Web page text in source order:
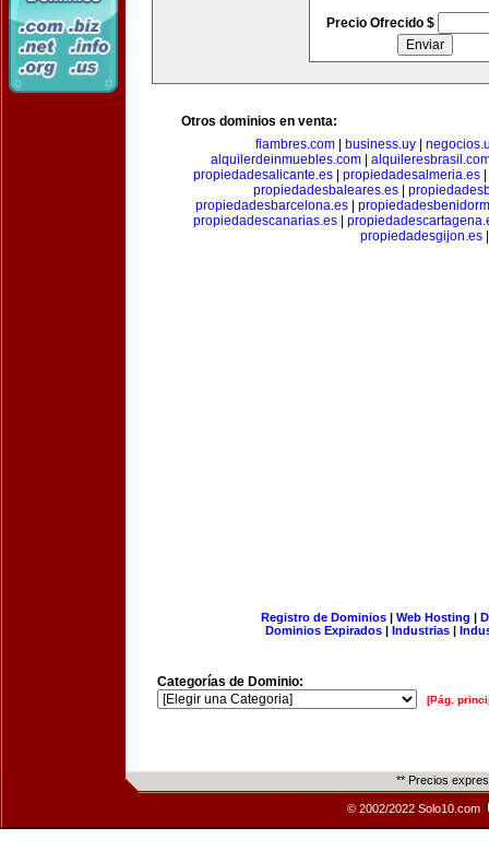
Precio Ofrecido $
Otros dominios en venta:
fiambres.com
business.uy
alquilerdeinmuebles.com|
propiedadesalicante.es| propiedadesalmeria.es|
propiedadesbaleares.es
propiedadesbarcelona.es
propiedadescanarias.es|
propiedadesgijon.es
Registro de Dominios| Web Hosting |
Dominios Expirados | Industrias |
Categorías de Dominio:
[Pág.
** Precios
© 2002/2022 Solo10.com